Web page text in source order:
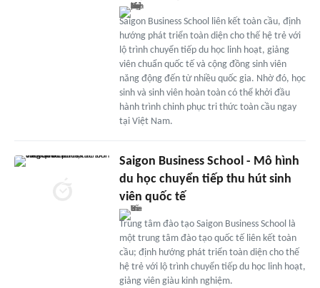
Saigon Business School liên kết toàn cầu, định
hướng phát triển toàn diện cho thế hệ trẻ với
lộ trình chuyển tiếp du học linh hoạt, giảng
viên chuẩn quốc tế và cộng đồng sinh viên
năng động đến từ nhiều quốc gia. Nhờ đó, học
sinh và sinh viên hoàn toàn có thể khởi đầu
hành trình chinh phục tri thức toàn cầu ngay
tại Việt Nam.
Saigon Business School - Mô hình
du học chuyển tiếp thu hút sinh
viên quốc tế
Trung tâm đào tạo Saigon Business School là
một trung tâm đào tạo quốc tế liên kết toàn
cầu; định hướng phát triển toàn diện cho thế
hệ trẻ với lộ trình chuyển tiếp du học linh hoạt,
giảng viên giàu kinh nghiệm.